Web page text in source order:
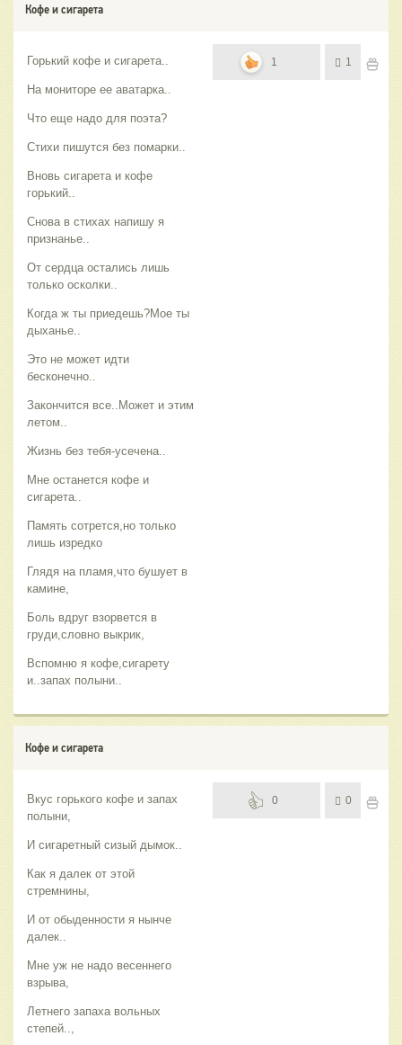
Кофе и сигарета
Горький кофе и сигарета..
На мониторе ее аватарка..
Что еще надо для поэта?
Стихи пишутся без помарки..
Вновь сигарета и кофе
горький..
Снова в стихах напишу я
признанье..
От сердца остались лишь
только осколки..
Когда ж ты приедешь?Мое ты
дыханье..
Это не может идти
бесконечно..
Закончится все..Может и этим
летом..
Жизнь без тебя-усечена..
Мне останется кофе и
сигарета..
Память сотрется,но только
лишь изредко
Глядя на пламя,что бушует в
камине,
Боль вдруг взорвется в
груди,словно выкрик,
Вспомню я кофе,сигарету
и..запах полыни..
1 1
Кофе и сигарета
Вкус горького кофе и запах
полыни,
И сигаретный сизый дымок..
Как я далек от этой
стремнины,
И от обыденности я нынче
далек..
Мне уж не надо весеннего
взрыва,
Летнего запаха вольных
степей..,
0 0